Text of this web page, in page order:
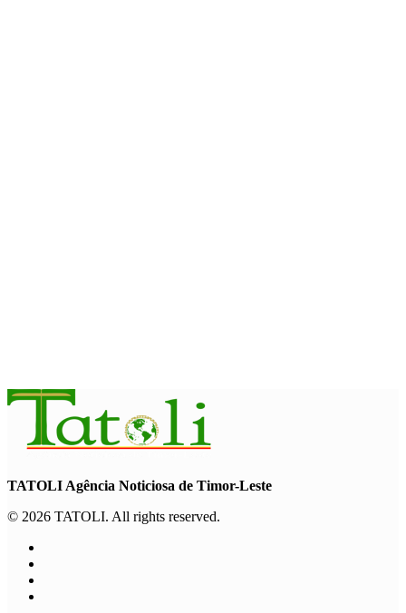
TATOLI Agência Noticiosa de Timor-Leste
© 2026 TATOLI. All rights reserved.